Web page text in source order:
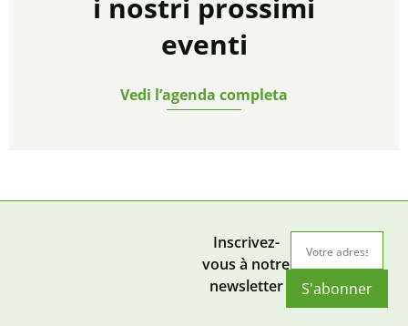
i nostri prossimi
eventi
Vedi l’agenda completa
Inscrivez-
vous à notre
newsletter
S'abonner